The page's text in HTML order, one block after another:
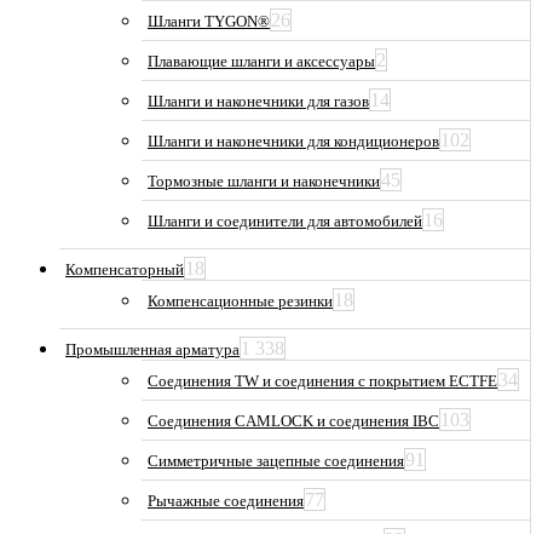
Шланги TYGON®26
Плавающие шланги и аксессуары2
Шланги и наконечники для газов 14
Шланги и наконечники для кондиционеров 102
Тормозные шланги и наконечники45
Шланги и соединители для автомобилей 16
Компенсаторный 18
Компенсационные резинки 18
Промышленная арматура 1 338
Соединения TW и соединения с покрытием ECTFE34
Соединения CAMLOCK и соединения IBC 103
Симметричные зацепные соединения91
Рычажные соединения77